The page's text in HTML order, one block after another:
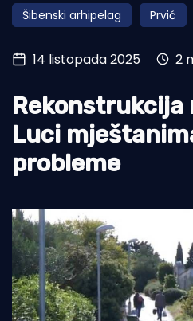
Otoci
Turizam i nautika
Pomorstvo
Ribolov
Ekologija
Šibenski arhipelag Prvić
14 listopada 2025 2
Rekonstrukcija
Luci
probleme